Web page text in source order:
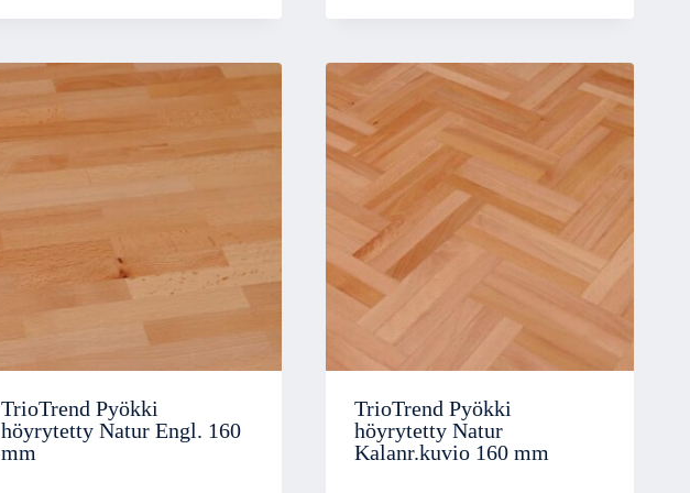
TrioTrend Pyökki
höyrytetty Natur Engl. 160
mm
TrioTrend Pyökki
höyrytetty Natur
Kalanr.kuvio 160 mm